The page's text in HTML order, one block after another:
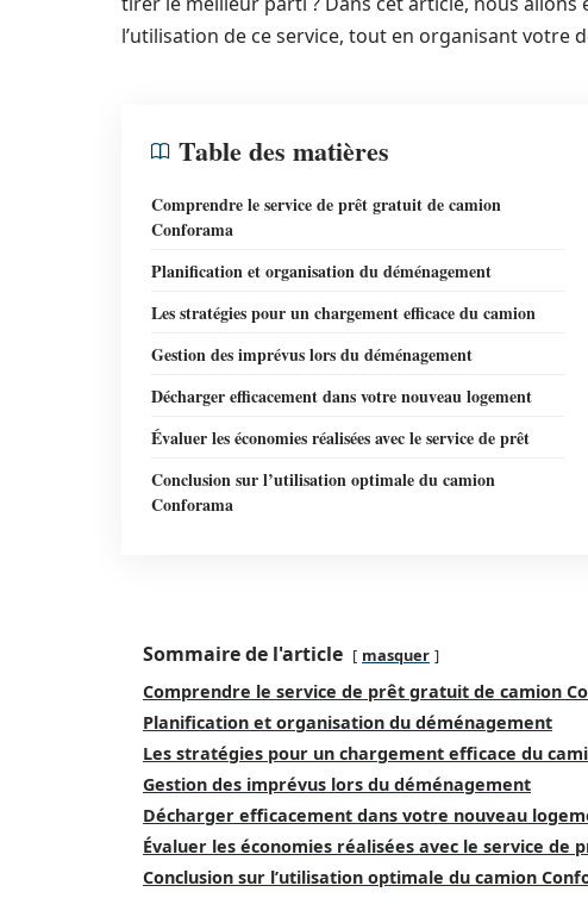
l’utilisation de ce service, tout en organisant votre
Table des matières
Comprendre le service de prêt gratuit de camion
Conforama
Planification et organisation du déménagement
Les stratégies pour un chargement efficace du camion
Gestion des imprévus lors du déménagement
Décharger efficacement dans votre nouveau logement
Évaluer les économies réalisées avec le service de prêt
Conclusion sur l’utilisation optimale du camion
Conforama
Sommaire de l'article masquer
Comprendre le service de prêt gratuit de camion
Planification et organisation du déménagement
Les stratégies pour un chargement efficace du
Gestion des imprévus lors du déménagement
Décharger efficacement dans votre nouveau
Évaluer les économies réalisées avec le service de
Conclusion sur l’utilisation optimale du camion